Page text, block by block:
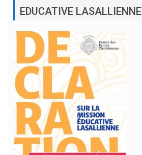
EDUCATIVE LASALLIENNE